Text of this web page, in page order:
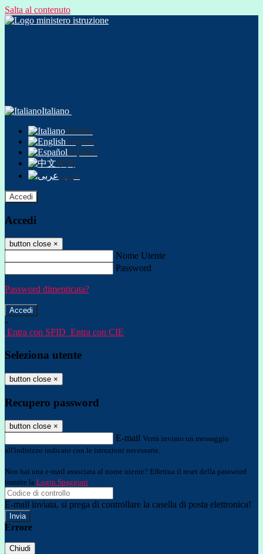
Salta al contenuto
Italiano
Italiano
English
Español
中文
عربى
Accedi
Accedi
button close ×
Nome Utente
Password
Password dimenticata?
-
Entra con SPID Entra con CIE
Seleziona utente
button close ×
Recupero password
button close ×
E-mail Verrà inviato un messaggio
all'indirizzo indicato con le istruzioni necessarie.
Non hai una e-mail associata al nome utente? Effettua il reset della password
tramite la Login Spaggiari
E-mail inviata, si prega di controllare la casella di posta elettronica!
Errore
Chiudi